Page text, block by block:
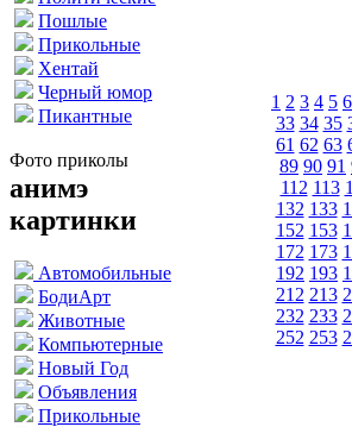
Пошлые
Прикольные
Хентай
Черный юмор
Пикантные
Фото приколы
анимэ
картинки
Автомобильные
БодиАрт
Животные
Компьютерные
Новый Год
Объявления
Прикольные
1 2 3 4 5 6
33 34 35
61 62 63
89 90 91
112 113
132 133
152 153
172 173
192 193
212 213
232 233
252 253